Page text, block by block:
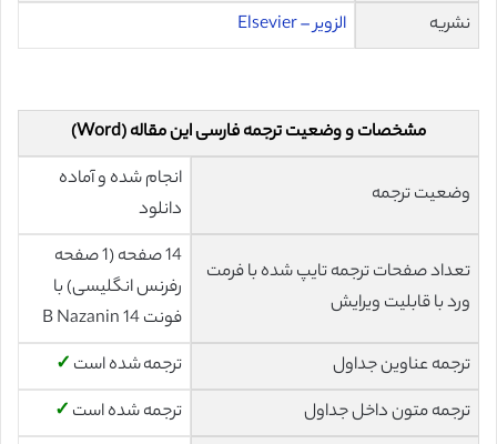
نشریه
الزویر – Elsevier
مشخصات و وضعیت ترجمه فارسی این مقاله (Word)
وضعیت ترجمه
انجام شده و آماده
دانلود
تعداد صفحات ترجمه تایپ شده با فرمت
ورد با قابلیت ویرایش
14 صفحه (1 صفحه
رفرنس انگلیسی) با
فونت 14 B Nazanin
ترجمه عناوین جداول
ترجمه شده است ✓
ترجمه متون داخل جداول
ترجمه شده است ✓